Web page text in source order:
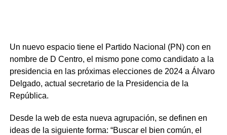
Un nuevo espacio tiene el Partido Nacional (PN) con en
nombre de D Centro, el mismo pone como candidato a la
presidencia en las próximas elecciones de 2024 a Álvaro
Delgado, actual secretario de la Presidencia de la
República.
Desde la web de esta nueva agrupación, se definen en
ideas de la siguiente forma: “Buscar el bien común, el